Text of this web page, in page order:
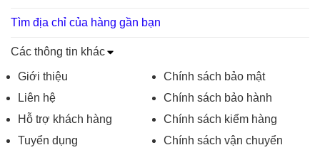
Tìm địa chỉ của hàng gần bạn
Các thông tin khác
Giới thiệu
Liên hệ
Hỗ trợ khách hàng
Tuyển dụng
Chính sách bảo mật
Chính sách bảo hành
Chính sách kiểm hàng
Chính sách vận chuyển